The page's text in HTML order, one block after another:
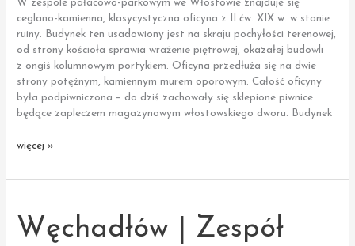
W zespole pałacowo-parkowym we Włostowie znajduje się
ceglano-kamienna, klasycystyczna oficyna z II ćw. XIX w. w stanie
ruiny. Budynek ten usadowiony jest na skraju pochyłości terenowej,
od strony kościoła sprawia wrażenie piętrowej, okazałej budowli
z ongiś kolumnowym portykiem. Oficyna przedłuża się na dwie
strony potężnym, kamiennym murem oporowym. Całość oficyny
była podpiwniczona – do dziś zachowały się sklepione piwnice
będące zapleczem magazynowym włostowskiego dworu. Budynek
Włostów
Oficyna
więcej »
Węchadłów | Zespół